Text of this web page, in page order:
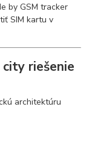
by GSM tracker
SIM kartu v
riešenie
architektúru